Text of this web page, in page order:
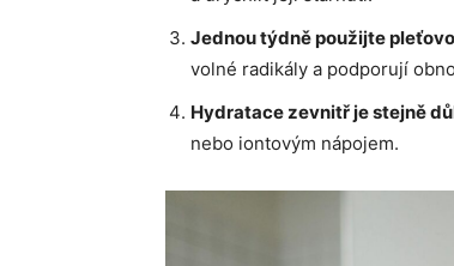
Jednou týdně použijte
volné radikály a podporují
Hydratace zevnitř je stejně
nebo iontovým nápojem.